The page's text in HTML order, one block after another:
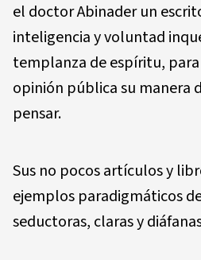
el doctor Abinader un
inteligencia y voluntad
templanza de espíritu,
opinión pública su manera
pensar.
Sus no pocos artículos y
ejemplos paradigmáticos
seductoras, claras y